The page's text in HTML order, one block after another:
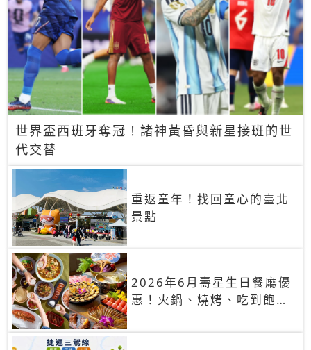
世界盃西班牙奪冠！諸神黃昏與新星接班的世
代交替
重返童年！找回童心的臺北
景點
2026年6月壽星生日餐廳優
惠！火鍋、燒烤、吃到飽，